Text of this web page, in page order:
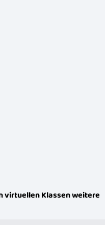
virtuellen Klassen weitere